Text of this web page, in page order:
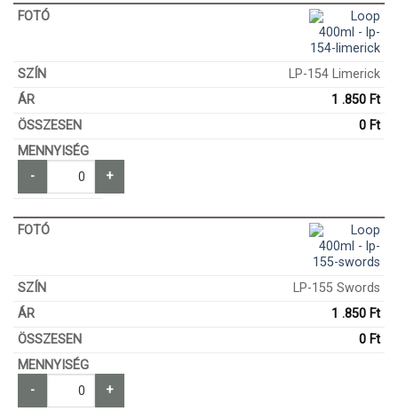
LP-154 Limerick
1 .850 Ft
0 Ft
- +
LP-155 Swords
1 .850 Ft
0 Ft
- +